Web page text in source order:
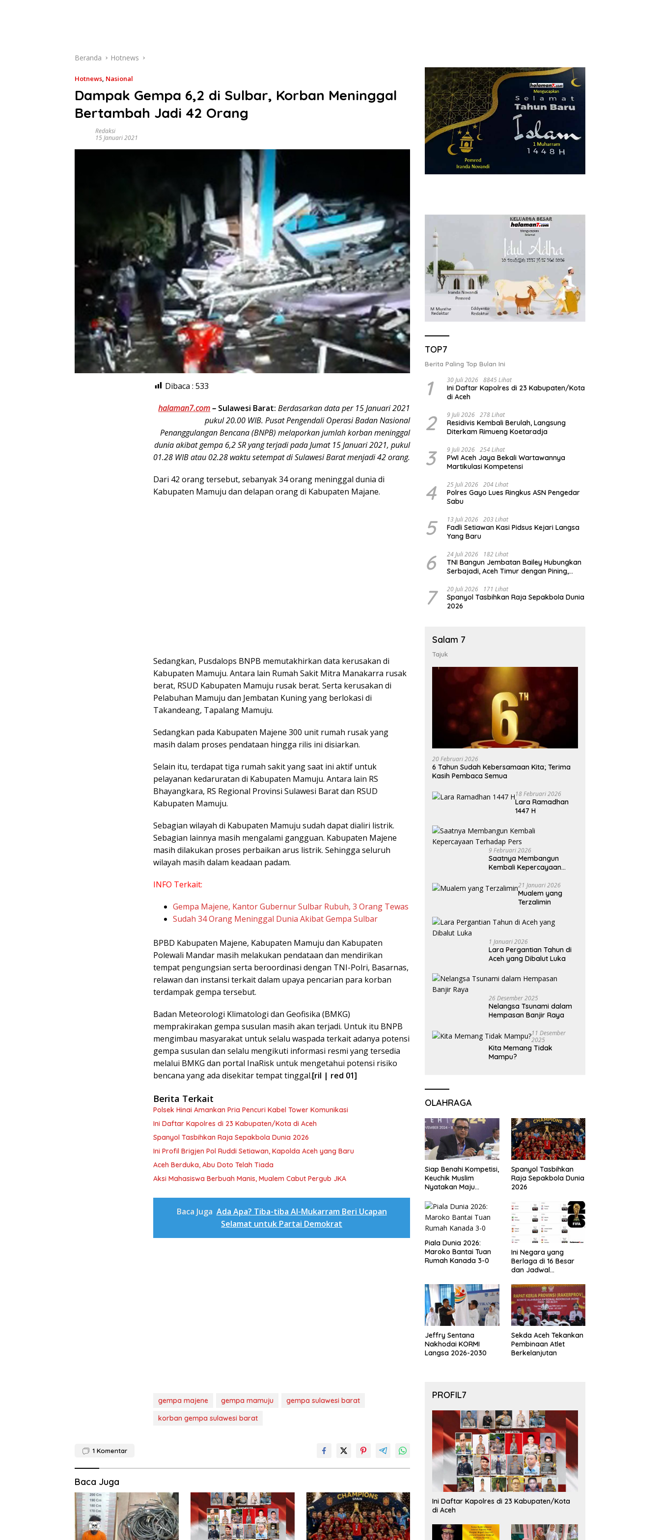
Beranda Hotnews
Hotnews, Nasional
Dampak Gempa 6,2 di Sulbar, Korban Meninggal
Bertambah Jadi 42 Orang
Redaksi
15 Januari 2021
Dibaca : 533
halaman7.com– Sulawesi Barat: Berdasarkan data per 15 Januari 2021
pukul 20.00 WIB. Pusat Pengendali Operasi Badan Nasional
Penanggulangan Bencana (BNPB) melaporkan jumlah korban meninggal
dunia akibat gempa 6,2 SR yang terjadi pada Jumat 15 Januari 2021, pukul
01.28 WIB atau 02.28 waktu setempat di Sulawesi Barat menjadi 42 orang.
Dari 42 orang tersebut, sebanyak 34 orang meninggal dunia di
Kabupaten Mamuju dan delapan orang di Kabupaten Majane.
Sedangkan, Pusdalops BNPB memutakhirkan data kerusakan di
Kabupaten Mamuju. Antara lain Rumah Sakit Mitra Manakarra rusak
berat, RSUD Kabupaten Mamuju rusak berat. Serta kerusakan di
Pelabuhan Mamuju dan Jembatan Kuning yang berlokasi di
Takandeang, Tapalang Mamuju.
Sedangkan pada Kabupaten Majene 300 unit rumah rusak yang
masih dalam proses pendataan hingga rilis ini disiarkan.
Selain itu, terdapat tiga rumah sakit yang saat ini aktif untuk
pelayanan kedaruratan di Kabupaten Mamuju. Antara lain RS
Bhayangkara, RS Regional Provinsi Sulawesi Barat dan RSUD
Kabupaten Mamuju.
Sebagian wilayah di Kabupaten Mamuju sudah dapat dialiri listrik.
Sebagian lainnya masih mengalami gangguan. Kabupaten Majene
masih dilakukan proses perbaikan arus listrik. Sehingga seluruh
wilayah masih dalam keadaan padam.
INFO Terkait:
Gempa Majene, Kantor Gubernur Sulbar Rubuh, 3 Orang Tewas
Sudah 34 Orang Meninggal Dunia Akibat Gempa Sulbar
BPBD Kabupaten Majene, Kabupaten Mamuju dan Kabupaten
Polewali Mandar masih melakukan pendataan dan mendirikan
tempat pengungsian serta beroordinasi dengan TNI-Polri, Basarnas,
relawan dan instansi terkait dalam upaya pencarian para korban
terdampak gempa tersebut.
Badan Meteorologi Klimatologi dan Geofisika (BMKG)
memprakirakan gempa susulan masih akan terjadi. Untuk itu BNPB
mengimbau masyarakat untuk selalu waspada terkait adanya potensi
gempa susulan dan selalu mengikuti informasi resmi yang tersedia
melalui BMKG dan portal InaRisk untuk mengetahui potensi risiko
bencana yang ada disekitar tempat tinggal.[ril | red 01]
Berita Terkait
Polsek Hinai Amankan Pria Pencuri Kabel Tower Komunikasi
Ini Daftar Kapolres di 23 Kabupaten/Kota di Aceh
Spanyol Tasbihkan Raja Sepakbola Dunia 2026
Ini Profil Brigjen Pol Ruddi Setiawan, Kapolda Aceh yang Baru
Aceh Berduka, Abu Doto Telah Tiada
Aksi Mahasiswa Berbuah Manis, Mualem Cabut Pergub JKA
Baca Juga Ada Apa? Tiba-tiba Al-Mukarram Beri Ucapan
Selamat untuk Partai Demokrat
gempa majene gempa mamuju
gempa sulawesi barat
korban gempa sulawesi barat
1 Komentar
Baca Juga
TOP7
Berita Paling Top Bulan Ini
1 30 Juli 2026 8845 Lihat
Ini Daftar Kapolres di 23 Kabupaten/Kota
di Aceh
2 9 Juli 2026 278 Lihat
Residivis Kembali Berulah, Langsung
Diterkam Rimueng Koetaradja
3 9 Juli 2026 254 Lihat
PWI Aceh Jaya Bekali Wartawannya
Martikulasi Kompetensi
4 25 Juli 2026 204 Lihat
Polres Gayo Lues Ringkus ASN Pengedar
Sabu
5 13 Juli 2026 203 Lihat
Fadli Setiawan Kasi Pidsus Kejari Langsa
Yang Baru
6 24 Juli 2026 182 Lihat
TNI Bangun Jembatan Bailey Hubungkan
Serbajadi, Aceh Timur dengan Pining,
7 20 Juli 2026 171 Lihat
Spanyol Tasbihkan Raja Sepakbola Dunia
2026
Salam 7
Tajuk
20 Februari 2026
6 Tahun Sudah Kebersamaan Kita; Terima
Kasih Pembaca Semua
18 Februari 2026
Lara Ramadhan
1447 H
9 Februari 2026
Saatnya Membangun
Kembali Kepercayaan
21 Januari 2026
Mualem yang
Terzalimin
1 Januari 2026
Lara Pergantian Tahun di
Aceh yang Dibalut Luka
26 Desember 2025
Nelangsa Tsunami dalam
Hempasan Banjir Raya
11 Desember
2025
Kita Memang Tidak
Mampu?
OLAHRAGA
Siap Benahi Kompetisi,
Keuchik Muslim
Nyatakan Maju
Asprov PSSI Aceh
Spanyol Tasbihkan
Raja Sepakbola Dunia
2026
Piala Dunia 2026:
Maroko Bantai Tuan
Rumah Kanada 3-0
Ini Negara yang
Berlaga di 16 Besar
dan Jadwal
Perdelapan final Piala
Dunia 2026
Jeffry Sentana
Nakhodai KORMI
Langsa 2026-2030
Sekda Aceh Tekankan
Pembinaan Atlet
Berkelanjutan
PROFIL7
Ini Daftar Kapolres di 23 Kabupaten/Kota
di Aceh